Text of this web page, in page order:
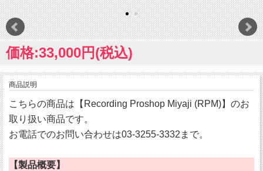
価格:33,000円(税込)
商品説明
こちらの商品は【Recording Proshop Miyaji (RPM)】のお
取り扱い商品です。
お電話でのお問い合わせは03-3255-3332まで。
【製品概要】